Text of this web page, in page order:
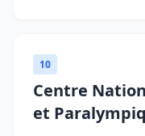
10
Centre
et